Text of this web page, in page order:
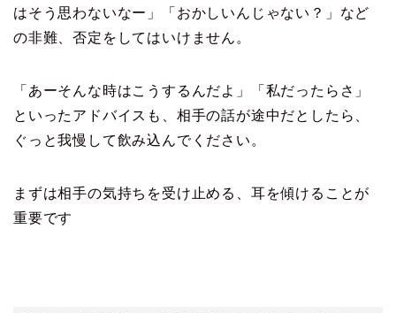
はそう思わないなー」「おかしいんじゃない？」など
の非難、否定をしてはいけません。
「あーそんな時はこうするんだよ」「私だったらさ」
といったアドバイスも、相手の話が途中だとしたら、
ぐっと我慢して飲み込んでください。
まずは相手の気持ちを受け止める、耳を傾けることが
重要です